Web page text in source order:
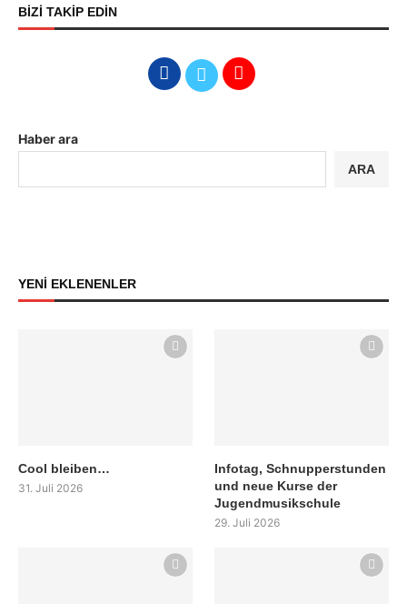
BİZİ TAKİP EDİN
Haber ara
ARA
YENİ EKLENENLER
Cool bleiben…
31. Juli 2026
Infotag, Schnupperstunden
und neue Kurse der
Jugendmusikschule
29. Juli 2026